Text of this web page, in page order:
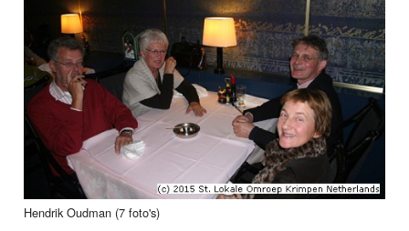
Hendrik Oudman (7 foto's)